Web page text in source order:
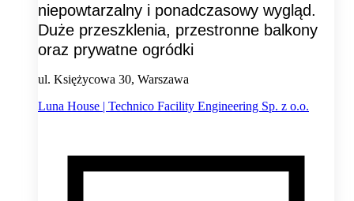
niepowtarzalny i ponadczasowy wygląd.
Duże przeszklenia, przestronne balkony
oraz prywatne ogródki
ul. Księżycowa 30, Warszawa
Luna House | Technico Facility Engineering Sp. z o.o.